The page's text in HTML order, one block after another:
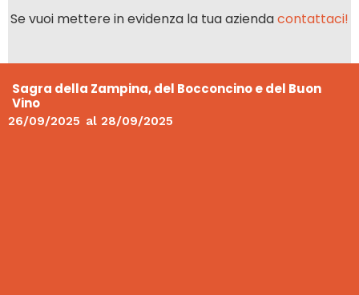
Se vuoi mettere in evidenza la tua aziendacontattaci!
Sagra della Zampina, del Bocconcino e del Buon
Vino
26/09/2025 al 28/09/2025